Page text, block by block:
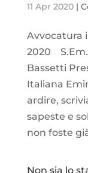
11 Apr 2020|
Avvocatura
2020
Bassetti
Italiana
ardire,
sapeste e
non foste
Non sia lo